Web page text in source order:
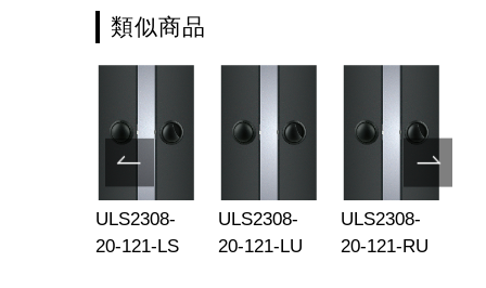
類似商品
ULS2308-
20-121-LS
ULS2308-
20-121-LU
ULS2308-
20-121-RU